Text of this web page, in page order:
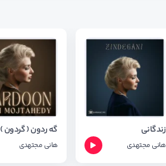
زندگانی
هانی مجتهدی
گه ردون ( گردون )
هانی مجتهدی